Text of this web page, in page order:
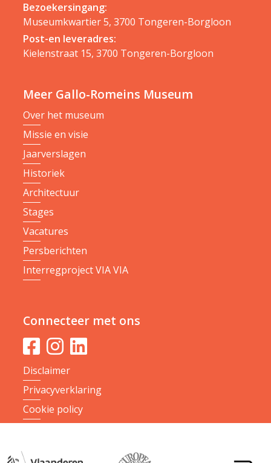
Bezoekersingang:
Museumkwartier 5, 3700 Tongeren-Borgloon
Post-en leveradres:
Kielenstraat 15, 3700 Tongeren-Borgloon
Meer Gallo-Romeins Museum
Over het museum
Missie en visie
Jaarverslagen
Historiek
Architectuur
Stages
Vacatures
Persberichten
Interregproject VIA VIA
Connecteer met ons
Disclaimer
Privacyverklaring
Cookie policy